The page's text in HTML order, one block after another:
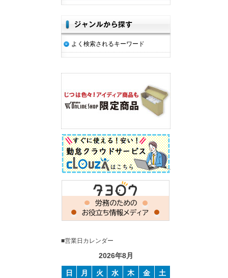
よく検索されるキーワード
■営業日カレンダー
2026年8月
日 月 火 水 木 金
土